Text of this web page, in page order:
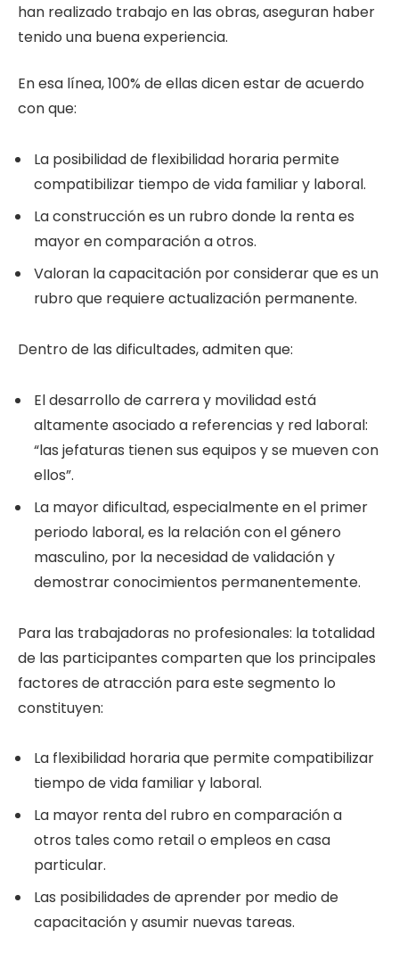
han realizado trabajo en las obras, aseguran haber
tenido una buena experiencia.
En esa línea, 100% de ellas dicen estar de acuerdo
con que:
La posibilidad de flexibilidad horaria permite
compatibilizar tiempo de vida familiar y laboral.
La construcción es un rubro donde la renta es
mayor en comparación a otros.
Valoran la capacitación por considerar que es un
rubro que requiere actualización permanente.
Dentro de las dificultades, admiten que:
El desarrollo de carrera y movilidad está
altamente asociado a referencias y red laboral:
“las jefaturas tienen sus equipos y se mueven con
ellos”.
La mayor dificultad, especialmente en el primer
periodo laboral, es la relación con el género
masculino, por la necesidad de validación y
demostrar conocimientos permanentemente.
Para las trabajadoras no profesionales: la totalidad
de las participantes comparten que los principales
factores de atracción para este segmento lo
constituyen:
La flexibilidad horaria que permite compatibilizar
tiempo de vida familiar y laboral.
La mayor renta del rubro en comparación a
otros tales como retail o empleos en casa
particular.
Las posibilidades de aprender por medio de
capacitación y asumir nuevas tareas.